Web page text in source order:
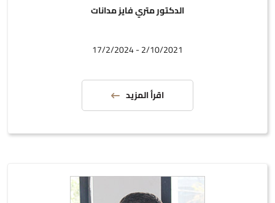
الدكتور متري فايز مدانات
2/10/2021 - 17/2/2024
اقرأ المزيد